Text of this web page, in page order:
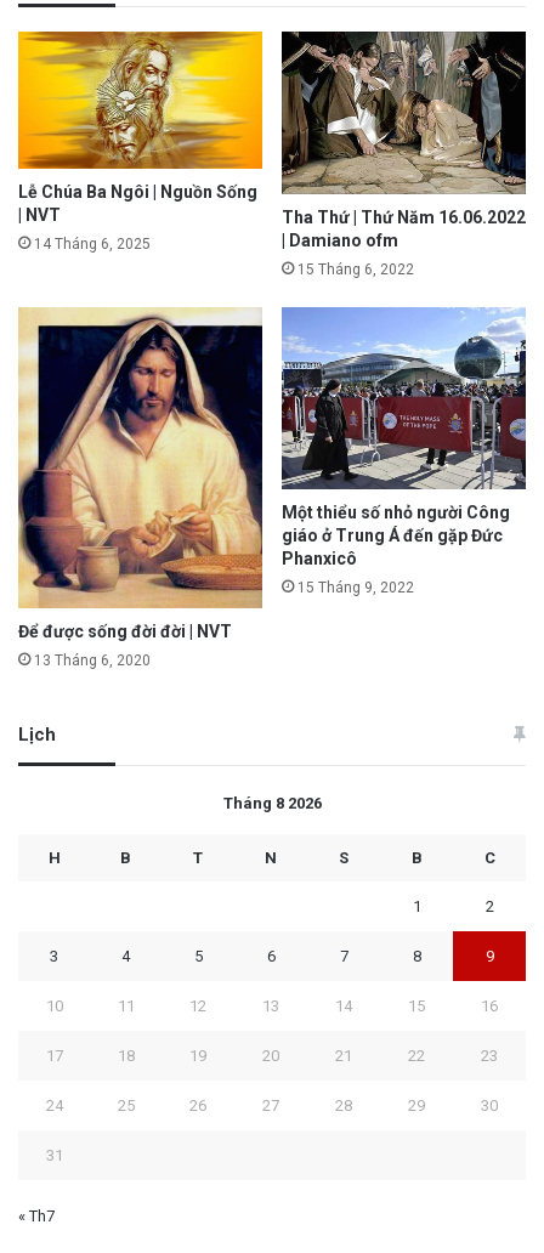
Lễ Chúa Ba Ngôi | Nguồn Sống
| NVT
14 Tháng 6, 2025
Tha Thứ | Thứ Năm 16.06.2022
| Damiano ofm
15 Tháng 6, 2022
Để được sống đời đời | NVT
13 Tháng 6, 2020
Một thiểu số nhỏ người Công
giáo ở Trung Á đến gặp Đức
Phanxicô
15 Tháng 9, 2022
Lịch
Tháng 8 2026
H B T N S B C
1 2
3 4 5 6 7 8 9
10 11 12 13 14 15 16
17 18 19 20 21 22 23
24 25 26 27 28 29 30
31
« Th7